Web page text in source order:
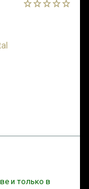
и только в